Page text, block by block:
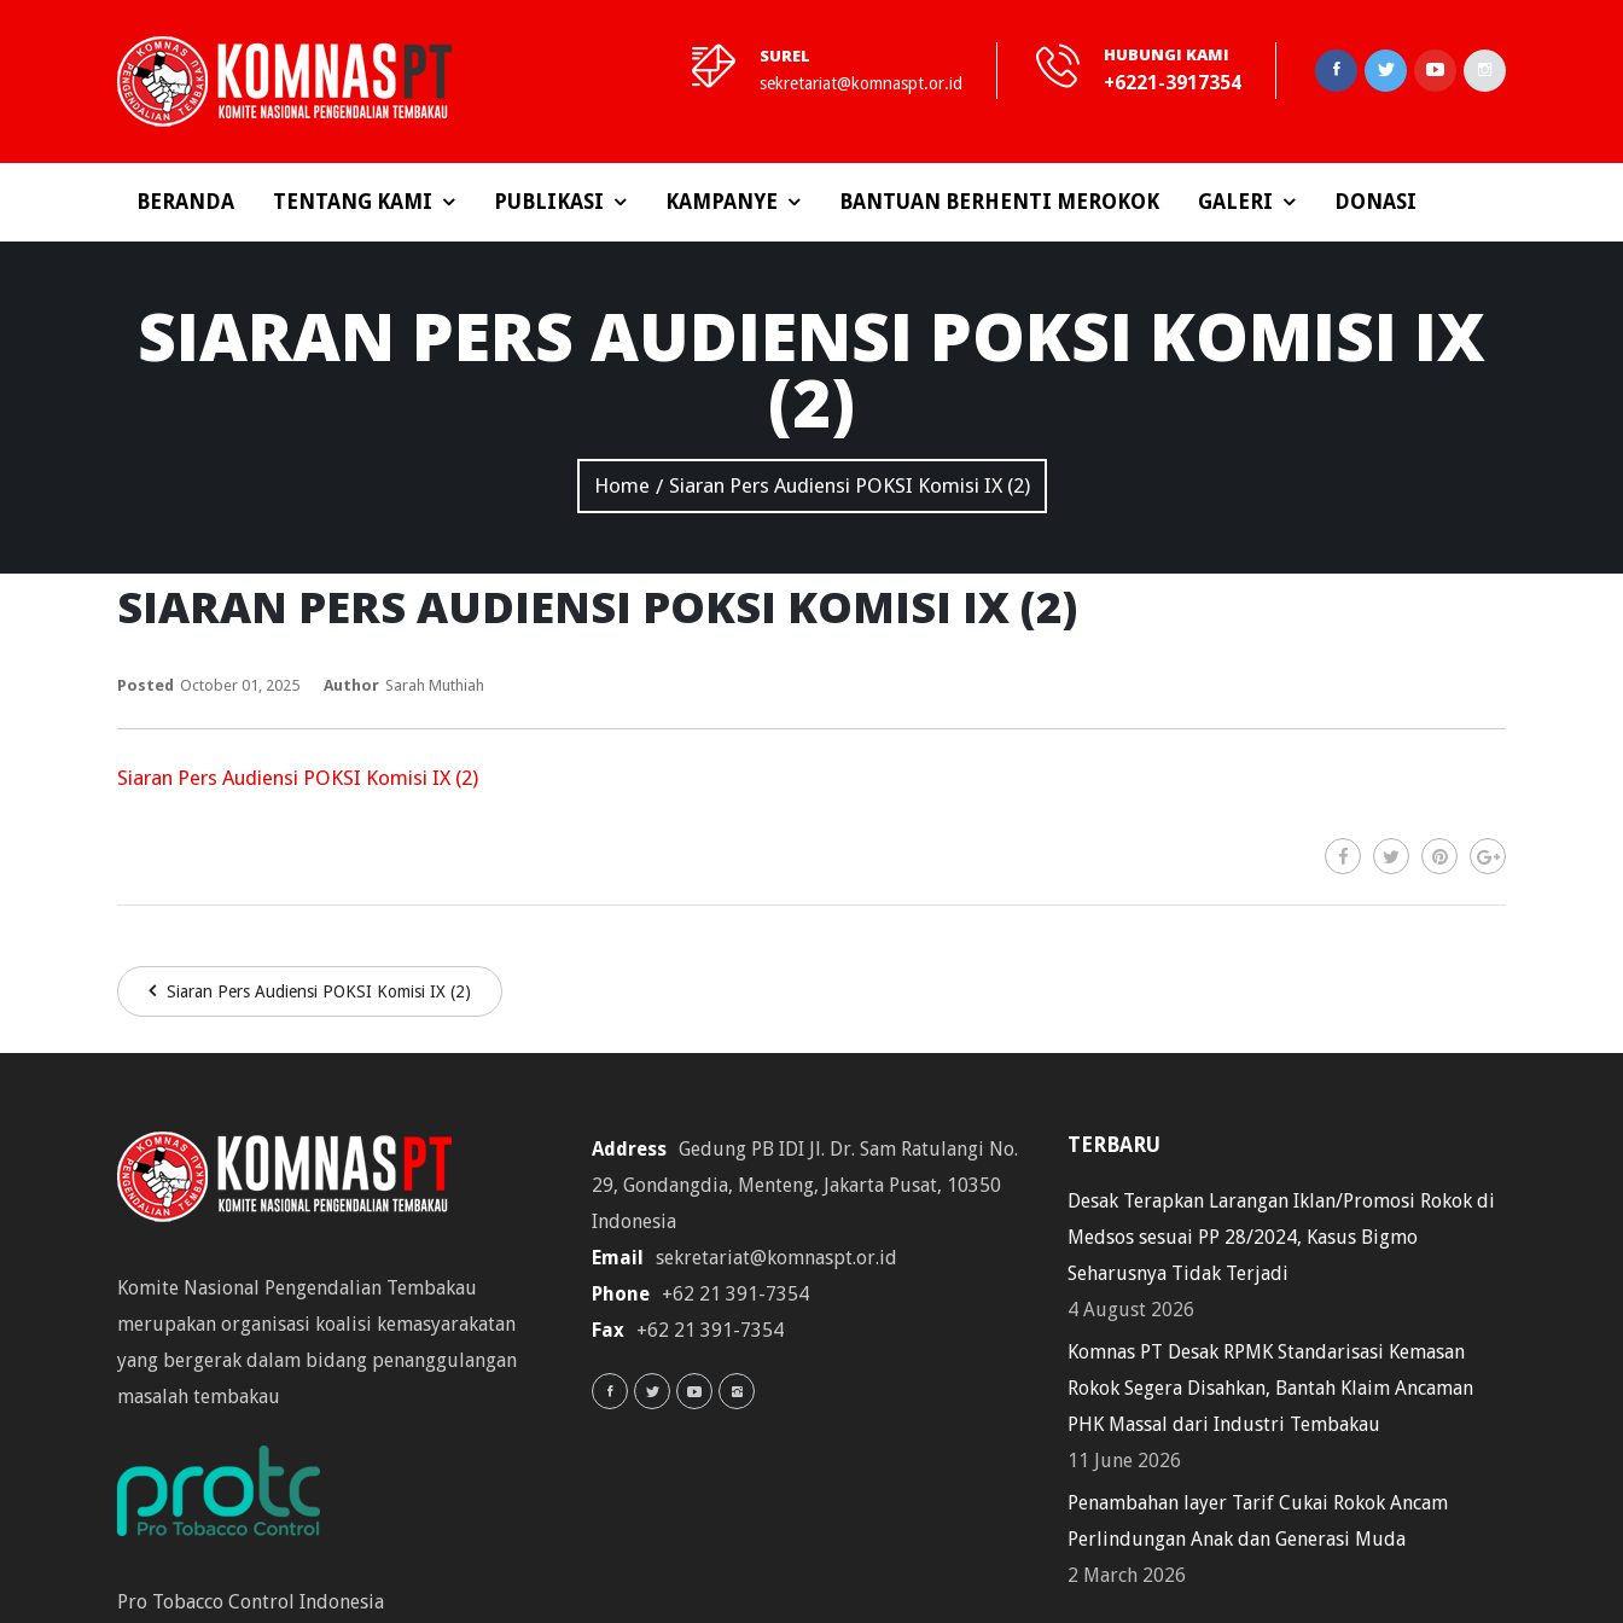
SUREL
sekretariat@komnaspt.or.id
HUBUNGI KAMI
+6221-3917354
BERANDA TENTANG KAMI PUBLIKASI KAMPANYE BANTUAN BERHENTI MEROKOK GALERI DONASI
SIARAN PERS AUDIENSI POKSI KOMISI IX
(2)
Home / Siaran Pers Audiensi POKSI Komisi IX (2)
SIARAN PERS AUDIENSI POKSI KOMISI IX (2)
Posted October 01, 2025 Author Sarah Muthiah
Siaran Pers Audiensi POKSI Komisi IX (2)
Siaran Pers Audiensi POKSI Komisi IX (2)
Komite Nasional Pengendalian Tembakau
merupakan organisasi koalisi kemasyarakatan
yang bergerak dalam bidang penanggulangan
masalah tembakau
Pro Tobacco Control Indonesia
Address Gedung PB IDI Jl. Dr. Sam Ratulangi No.
29, Gondangdia, Menteng, Jakarta Pusat, 10350
Indonesia
Email
sekretariat@komnaspt.or.id
Phone +62 21 391-7354
Fax +62 21 391-7354
TERBARU
Desak Terapkan Larangan Iklan/Promosi Rokok di
Medsos sesuai PP 28/2024, Kasus Bigmo
Seharusnya Tidak Terjadi
4 August 2026
Komnas PT Desak RPMK Standarisasi Kemasan
Rokok Segera Disahkan, Bantah Klaim Ancaman
PHK Massal dari Industri Tembakau
11 June 2026
Penambahan layer Tarif Cukai Rokok Ancam
Perlindungan Anak dan Generasi Muda
2 March 2026